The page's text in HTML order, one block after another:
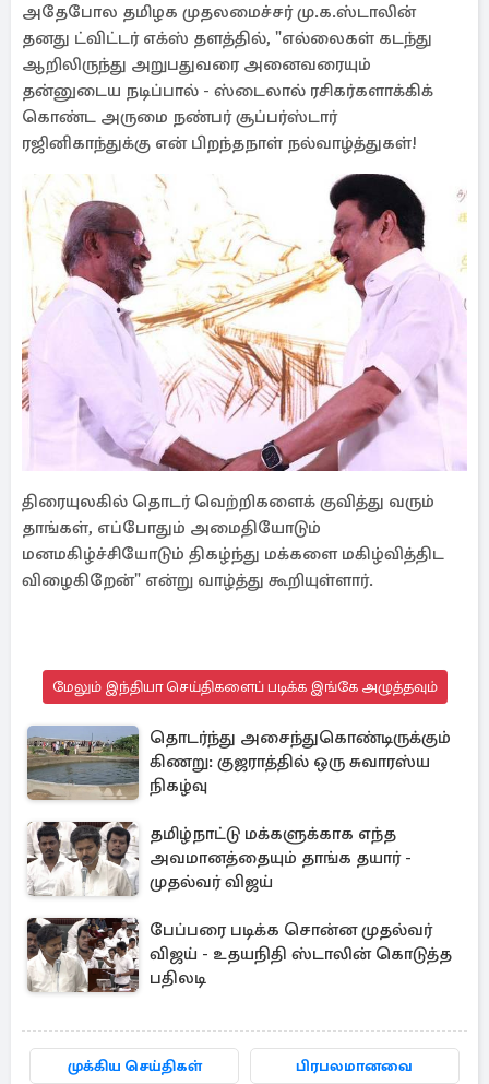
அதேபோல தமிழக முதலமைச்சர் மு.க.ஸ்டாலின்
தனது ட்விட்டர் எக்ஸ் தளத்தில், "எல்லைகள் கடந்து
ஆறிலிருந்து அறுபதுவரை அனைவரையும்
தன்னுடைய நடிப்பால் - ஸ்டைலால் ரசிகர்களாக்கிக்
கொண்ட அருமை நண்பர் சூப்பர்ஸ்டார்
ரஜினிகாந்துக்கு என் பிறந்தநாள் நல்வாழ்த்துகள்!
திரையுலகில் தொடர் வெற்றிகளைக் குவித்து வரும்
தாங்கள், எப்போதும் அமைதியோடும்
மனமகிழ்ச்சியோடும் திகழ்ந்து மக்களை மகிழ்வித்திட
விழைகிறேன்" என்று வாழ்த்து கூறியுள்ளார்.
மேலும் இந்தியா செய்திகளைப் படிக்க இங்கே அழுத்தவும்
தொடர்ந்து அசைந்துகொண்டிருக்கும்
கிணறு: குஜராத்தில் ஒரு சுவாரஸ்ய
நிகழ்வு
தமிழ்நாட்டு மக்களுக்காக எந்த
அவமானத்தையும் தாங்க தயார் -
முதல்வர் விஜய்
பேப்பரை படிக்க சொன்ன முதல்வர்
விஜய் - உதயநிதி ஸ்டாலின் கொடுத்த
பதிலடி
முக்கிய செய்திகள் பிரபலமானவை